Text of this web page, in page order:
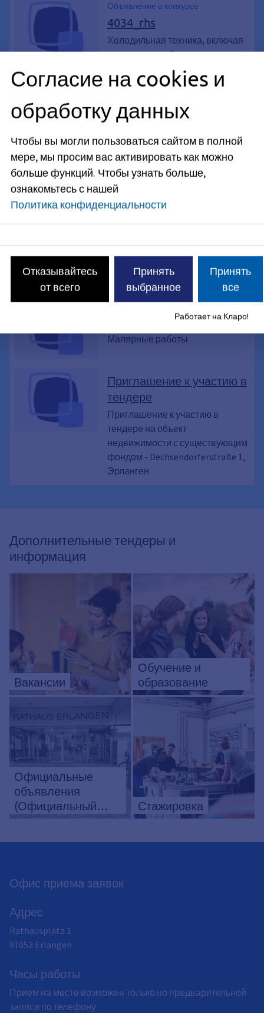
Объявление о конкурсе
4034_rhs
Холодильная техника, включая
техническое обслуживание
Объявление о конкурсе
Паркетные работы, 2-й этап
Объявление о конкурсе
4034b_KuBiC
Холодильная техника, включая
техническое обслуживание
Работы по укладке стяжки
Объявление о конкурсе
Малярные работы
Приглашение к участию в
тендере
Приглашение к участию в
тендере на объект
недвижимости с существующим
фондом - Dechsendorferstraße 1,
Эрланген
Дополнительные тендеры и
информация
Вакансии
Обучение и
образование
Официальные
объявления
(Официальный
вестник)
Стажировка
Офис приема заявок
Адрес
Rathausplatz 1
91052 Erlangen
Часы работы
Прием на месте возможен только по предварительной
записи по телефону.
Согласие на cookies и
обработку данных
Чтобы вы могли пользоваться сайтом в полной
мере, мы просим вас активировать как можно
больше функций. Чтобы узнать больше,
ознакомьтесь с нашей
Политика конфиденциальности
Отказывайтесь
от всего
Принять
выбранное
Принять
все
Работает на Кларо!